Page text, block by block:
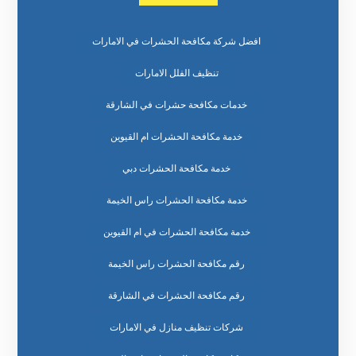
افضل شركة مكافحة الحشرات في الامارات
تنظيف الفلل الامارات
خدمات مكافحة حشرات في الشارقة
خدمة مكافحة الحشرات ام القيوين
خدمة مكافحة الحشرات دبي
خدمة مكافحة الحشرات راس الخيمة
خدمة مكافحة الحشرات في ام القيوين
رقم مكافحة الحشرات راس الخيمة
رقم مكافحة الحشرات في الشارقة
شركات تنظيف منازل في الامارات